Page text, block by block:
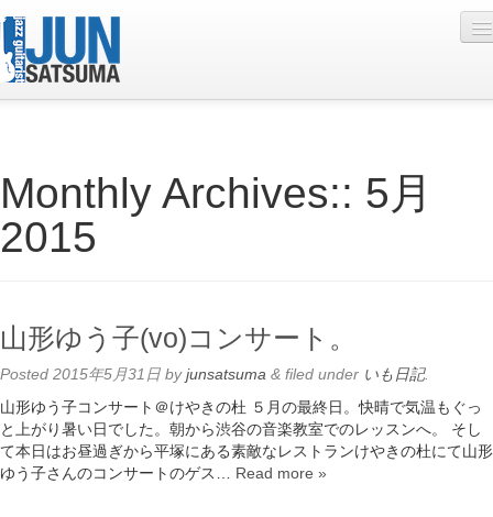
Live Schedule
Discography
Contact
YouTube
Online Lesson
Monthly Archives:: 5月
2015
山形ゆう子(vo)コンサート。
Posted 2015年5月31日 byjunsatsuma & filed under いも日記.
山形ゆう子コンサート＠けやきの杜 ５月の最終日。快晴で気温もぐっ
と上がり暑い日でした。朝から渋谷の音楽教室でのレッスンへ。 そし
て本日はお昼過ぎから平塚にある素敵なレストランけやきの杜にて山形
ゆう子さんのコンサートのゲス… Read more »